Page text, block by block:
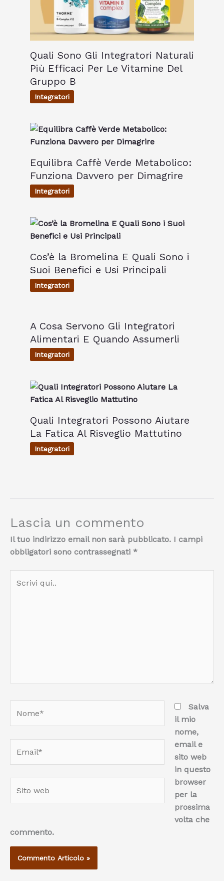
Quali Sono Gli Integratori Naturali
Più Efficaci Per Le Vitamine Del
Gruppo B
Integratori
Equilibra Caffè Verde Metabolico:
Funziona Davvero per Dimagrire
Integratori
Cos’è la Bromelina E Quali Sono i
Suoi Benefici e Usi Principali
Integratori
A Cosa Servono Gli Integratori
Alimentari E Quando Assumerli
Integratori
Quali Integratori Possono Aiutare
La Fatica Al Risveglio Mattutino
Integratori
Lascia un commento
Il tuo indirizzo email non sarà pubblicato. I campi
obbligatori sono contrassegnati *
qui..
web
Salva
il mio
nome,
email e
sito web
in questo
browser
per la
prossima
volta che
commento.